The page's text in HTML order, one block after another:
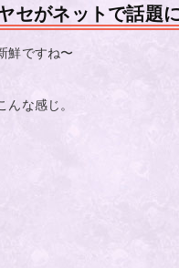
セがネットで話題
鮮ですね〜
んな感じ。